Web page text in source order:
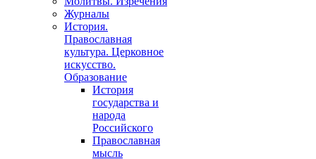
Журналы
История.
Православная
культура. Церковное
искусство.
Образование
История
государства и
народа
Российского
Православная
мысль